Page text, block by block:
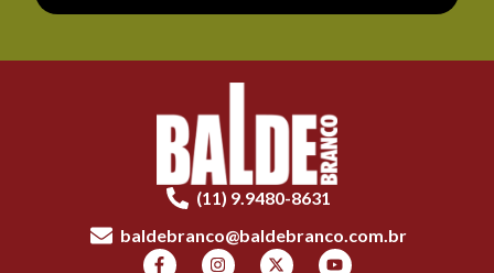
(11) 9.9480-8631
baldebranco@baldebranco.com.br